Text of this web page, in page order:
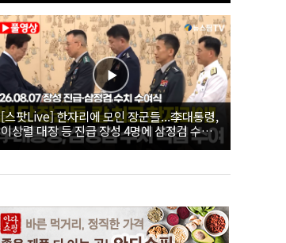
[스팟Live] 한자리에 모인 장군들...李대통령,
이상렬 대장 등 진급 장성 4명에 삼정검 수치
직접 수여｜26.08.07 장성 진급·삼정검 수치